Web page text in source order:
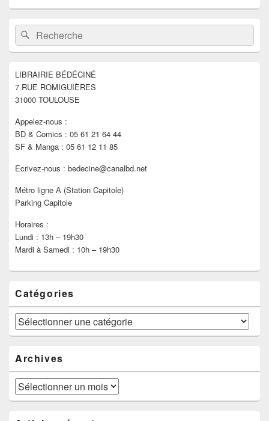
Zone
principale
de
widget
barre
latérale
Recherche :Rechercher
LIBRAIRIE BÉDÉCINÉ
7 RUE ROMIGUIÈRES
31000 TOULOUSE
Appelez-nous :
BD & Comics : 05 61 21 64 44
SF & Manga : 05 61 12 11 85
Ecrivez-nous : bedecine@canalbd.net
Métro ligne A (Station Capitole)
Parking Capitole
Horaires :
Lundi : 13h – 19h30
Mardi à Samedi : 10h – 19h30
Catégories
Catégories
Archives
Archives